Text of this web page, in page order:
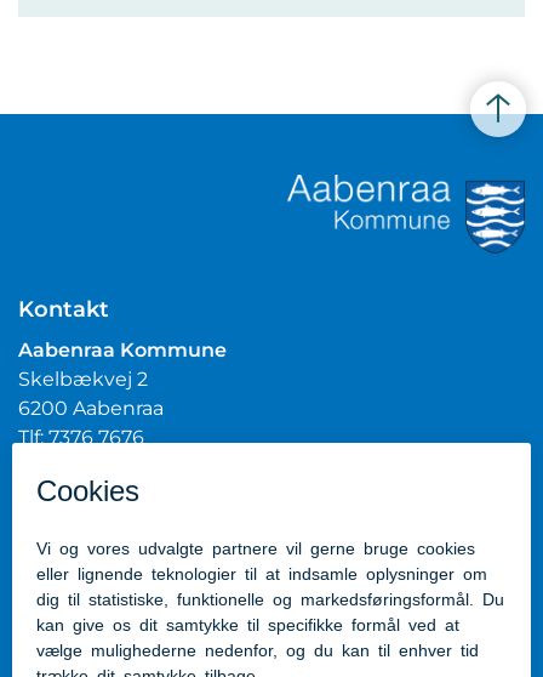
Kontakt
Aabenraa Kommune
Skelbækvej 2
6200 Aabenraa
Tlf: 7376 7676
CVR.nr.: 29189854
Genveje
Kontakt kommunen
Presserum
Tilgængelighedserklæring